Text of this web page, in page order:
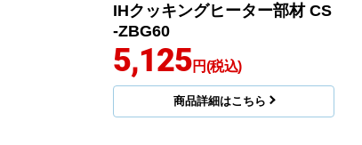
IHクッキングヒーター部材 CS
-ZBG60
5,125円(税込)
商品詳細はこちら